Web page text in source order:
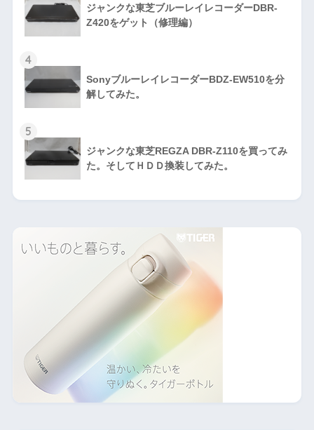
ジャンクな東芝ブルーレイレコーダーDBR-
Z420をゲット（修理編）
4
SonyブルーレイレコーダーBDZ-EW510を分
解してみた。
5
ジャンクな東芝REGZA DBR-Z110を買ってみ
た。そしてＨＤＤ換装してみた。